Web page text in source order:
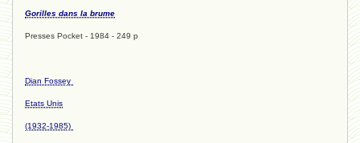
Gorilles dans la brume
Presses Pocket - 1984 - 249 p
Dian Fossey
Etats Unis
(1932-1985)